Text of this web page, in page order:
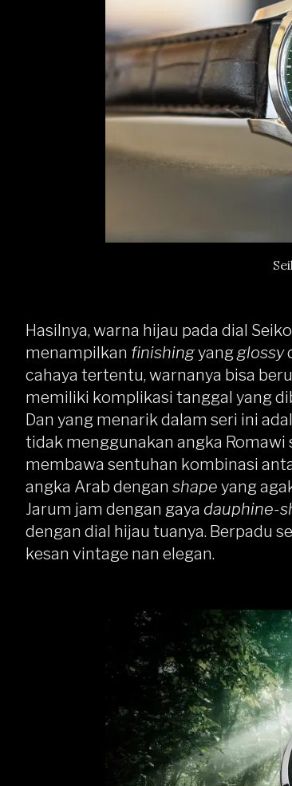
Hasilnya, warna hijau pada dial
menampilkan finishingyangglossy
cahaya tertentu, warnanya bisa
memiliki komplikasi tanggal yang
Dan yang menarik dalam seri ini
tidak menggunakan angka Romawi
membawa sentuhan kombinasi
angka Arab dengan shape yang
Jarum jam dengan gaya dauphine-
dengan dial hijau tuanya. Berpadu
kesan vintage nan elegan.